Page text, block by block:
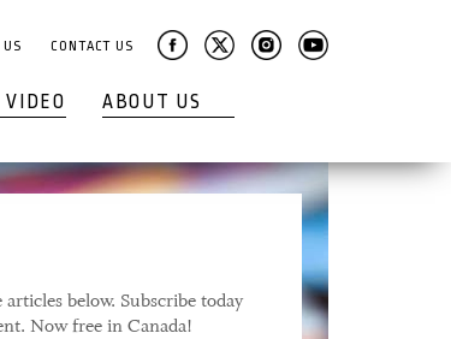
US CONTACT US
VIDEO ABOUT US
below. Subscribe today
Now free in Canada!